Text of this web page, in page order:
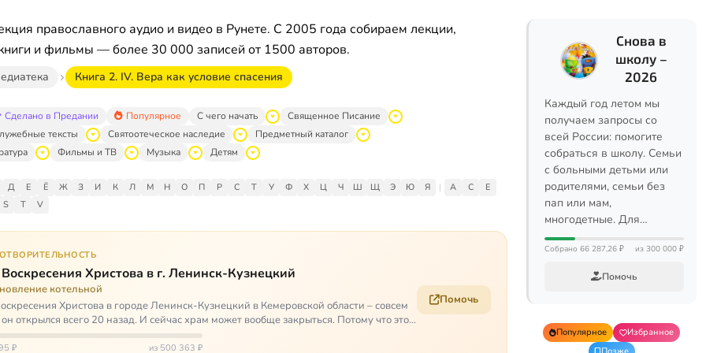
православного аудио и видео в Рунете. С 2005 года собираем лекции,
и фильмы — более 30 000 записей от 1500 авторов.
Книга 2. IV. Вера как условие спасения
Сделано в Предании Популярное С чего начать
Священное Писание
тексты
Святоотеческое наследие
Предметный каталог
Фильмы и ТВ Музыка Детям
Д Е Ё Ж З И К Л М Н О П Р С Т У Ф Х Ц Ч Ш Щ Э Ю Я | A C
E
S
T V
Христова в г. Ленинск-Кузнецкий
котельной
Христова в городе Ленинск-Кузнецкий в Кемеровской области – совсем
открылся всего 20 назад. И сейчас храм может вообще закрыться. Потому что это
₽ из 500 363 ₽
Помочь
Снова в
школу –
2026
Каждый год летом мы
получаем запросы со
всей России: помогите
собраться в школу. Семьи
с больными детьми или
родителями, семьи без
пап или мам,
многодетные. Для…
Собрано 66 287,26 ₽ из 300 000 ₽
Помочь
Популярное
Избранное